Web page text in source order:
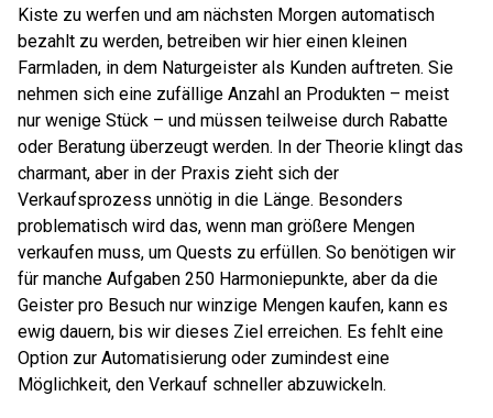
Kiste zu werfen und am nächsten Morgen automatisch
bezahlt zu werden, betreiben wir hier einen kleinen
Farmladen, in dem Naturgeister als Kunden auftreten. Sie
nehmen sich eine zufällige Anzahl an Produkten – meist
nur wenige Stück – und müssen teilweise durch Rabatte
oder Beratung überzeugt werden. In der Theorie klingt das
charmant, aber in der Praxis zieht sich der
Verkaufsprozess unnötig in die Länge. Besonders
problematisch wird das, wenn man größere Mengen
verkaufen muss, um Quests zu erfüllen. So benötigen wir
für manche Aufgaben 250 Harmoniepunkte, aber da die
Geister pro Besuch nur winzige Mengen kaufen, kann es
ewig dauern, bis wir dieses Ziel erreichen. Es fehlt eine
Option zur Automatisierung oder zumindest eine
Möglichkeit, den Verkauf schneller abzuwickeln.